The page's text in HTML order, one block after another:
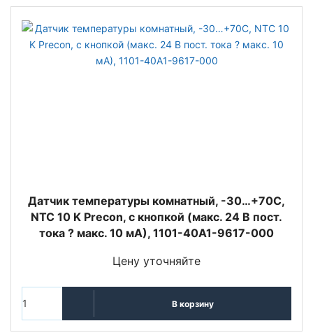
Датчик температуры комнатный, -30…+70C,
NTC 10 K Precon, с кнопкой (макс. 24 В пост.
тока ? макс. 10 мА), 1101-40A1-9617-000
Цену уточняйте
В корзину